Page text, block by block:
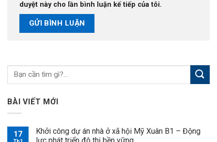
duyệt này cho lần bình luận kế tiếp của tôi.
BÀI VIẾT MỚI
17
Khởi công dự án nhà ở xã hội Mỹ Xuân B1 – Động